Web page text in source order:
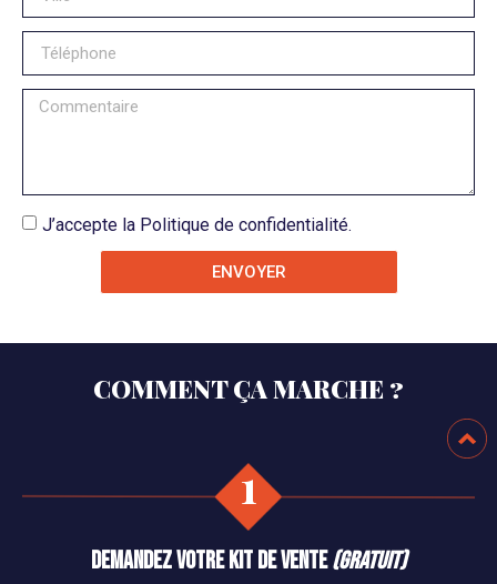
J’accepte la Politique de confidentialité.
ENVOYER
COMMENT ÇA MARCHE ?
1
Demandez votre kit de vente(gratuit)